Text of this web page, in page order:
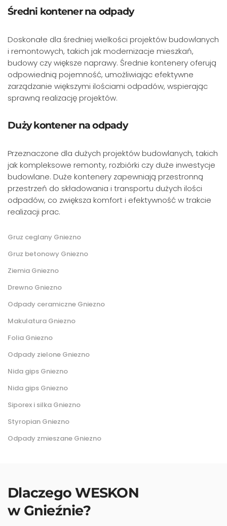
Średni kontener na odpady
Doskonałe dla średniej wielkości projektów budowlanych
i remontowych, takich jak modernizacje mieszkań,
budowy czy większe naprawy. Średnie kontenery oferują
odpowiednią pojemność, umożliwiając efektywne
zarządzanie większymi ilościami odpadów, wspierając
sprawną realizację projektów.
Duży kontener na odpady
Przeznaczone dla dużych projektów budowlanych, takich
jak kompleksowe remonty, rozbiórki czy duże inwestycje
budowlane. Duże kontenery zapewniają przestronną
przestrzeń do składowania i transportu dużych ilości
odpadów, co zwiększa komfort i efektywność w trakcie
realizacji prac.
Gruz ceglany Gniezno
Gruz betonowy Gniezno
Ziemia Gniezno
Drewno Gniezno
Odpady ceramiczne Gniezno
Makulatura Gniezno
Folia Gniezno
Odpady zielone Gniezno
Nida gips Gniezno
Nida gips Gniezno
Siporex i silka Gniezno
Styropian Gniezno
Odpady zmieszane Gniezno
Dlaczego WESKON
w Gnieźnie?